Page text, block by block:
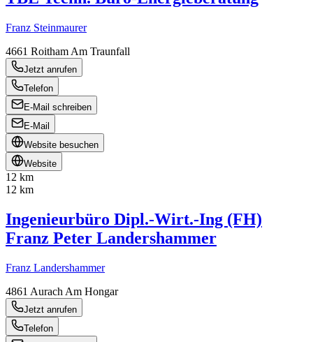
Franz Steinmaurer
4661 Roitham Am Traunfall
Jetzt anrufen
Telefon
E-Mail schreiben
E-Mail
Website besuchen
Website
12 km
12 km
Ingenieurbüro Dipl.-Wirt.-Ing (FH)
Franz Peter Landershammer
Franz Landershammer
4861 Aurach Am Hongar
Jetzt anrufen
Telefon